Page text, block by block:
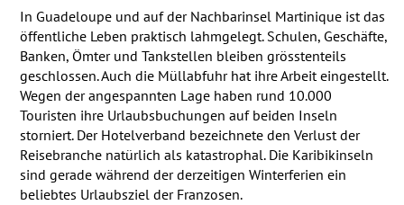
In Guadeloupe und auf der Nachbarinsel Martinique ist das
öffentliche Leben praktisch lahmgelegt. Schulen, Geschäfte,
Banken, Ömter und Tankstellen bleiben grösstenteils
geschlossen. Auch die Müllabfuhr hat ihre Arbeit eingestellt.
Wegen der angespannten Lage haben rund 10.000
Touristen ihre Urlaubsbuchungen auf beiden Inseln
storniert. Der Hotelverband bezeichnete den Verlust der
Reisebranche natürlich als katastrophal. Die Karibikinseln
sind gerade während der derzeitigen Winterferien ein
beliebtes Urlaubsziel der Franzosen.